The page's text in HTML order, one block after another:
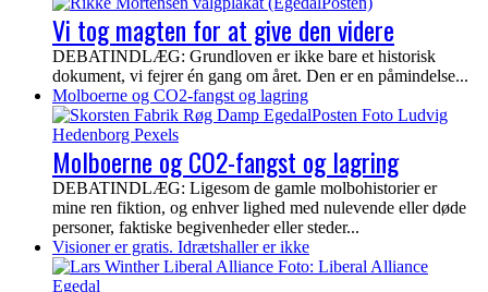
Vi tog magten for at give den videre
DEBATINDLÆG: Grundloven er ikke bare et historisk
dokument, vi fejrer én gang om året. Den er en påmindelse...
Molboerne og CO2-fangst og lagring
Molboerne og CO2-fangst og lagring
DEBATINDLÆG: Ligesom de gamle molbohistorier er
mine ren fiktion, og enhver lighed med nulevende eller døde
personer, faktiske begivenheder eller steder...
Visioner er gratis. Idrætshaller er ikke